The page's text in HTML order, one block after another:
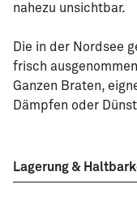
nahezu unsichtbar.
Die in der Nordsee
frisch
Ganzen Braten,
Dämpfen oder
Lagerung &